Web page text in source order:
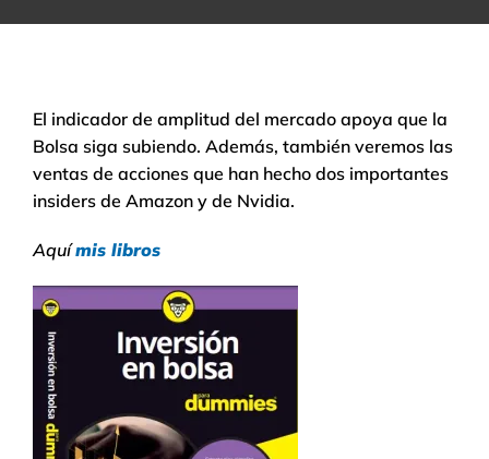
El indicador de amplitud del mercado apoya que la
Bolsa siga subiendo. Además, también veremos las
ventas de acciones que han hecho dos importantes
insiders de Amazon y de Nvidia.
Aquímis libros